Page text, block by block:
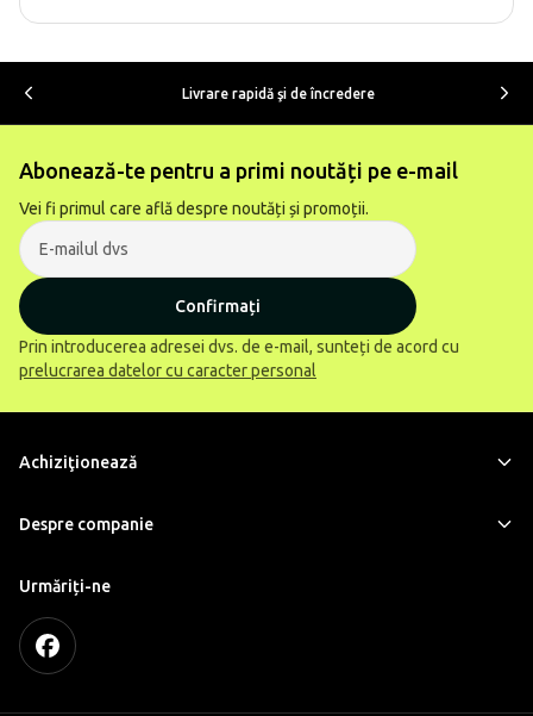
Livrare rapidă şi de încredere
Abonează-te pentru a primi noutăți pe e-mail
Vei fi primul care află despre noutăți și promoții.
Confirmați
Prin introducerea adresei dvs. de e-mail, sunteți de acord cu
prelucrarea datelor cu caracter personal
Achiziţionează
Despre companie
Urmăriți-ne